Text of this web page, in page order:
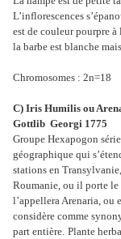
L’inflorescences
est de couleur pourpre
la barbe est blanche
Chromosomes : 2n=18
C) Iris Humilis ou
Gottlib Georgi 1775
Groupe Hexapogon
géographique qui
stations en
Roumanie, ou il porte
l’appellera Arenaria, ou
considère comme
part entière. Plante